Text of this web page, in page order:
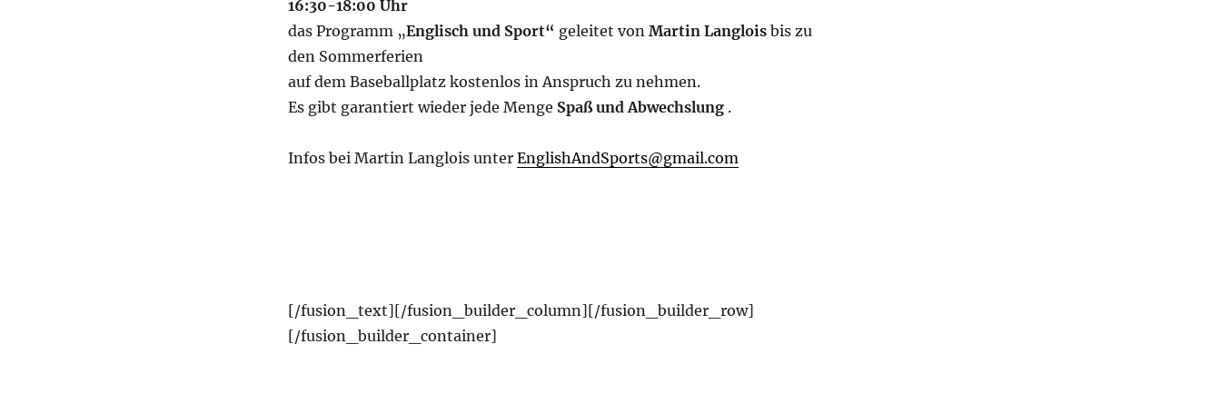
16:30-18:00 Uhr
das Programm „Englisch und Sport“ geleitet von Martin Langlois bis zu
den Sommerferien
auf dem Baseballplatz kostenlos in Anspruch zu nehmen.
Es gibt garantiert wieder jede Menge Spaß und Abwechslung .
Infos bei Martin Langlois unter EnglishAndSports@gmail.com
[/fusion_text][/fusion_builder_column][/fusion_builder_row]
[/fusion_builder_container]